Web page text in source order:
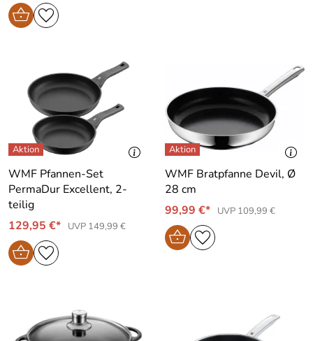
WMF Pfannen-Set
PermaDur Excellent, 2-
teilig
129,95 €*
UVP 149,99 €
WMF Bratpfanne Devil, Ø
28 cm
99,99 €*
UVP 109,99 €